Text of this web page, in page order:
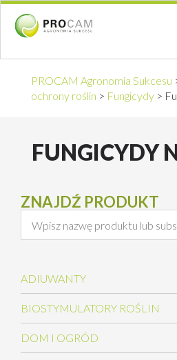
PROCAM Agronomia Sukcesu
ochrony roślin > Fungicydy >
FUNGICYDY
ZNAJDŹ PRODUKT
ADIUWANTY
BIOSTYMULATORY ROŚLIN
DOM I OGRÓD